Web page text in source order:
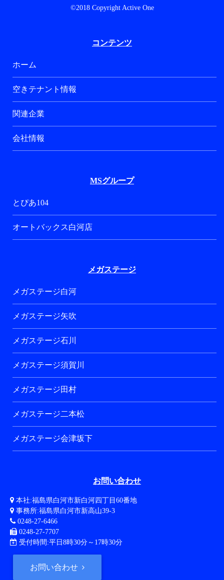
©2018 Copyright Active One
コンテンツ
ホーム
空きテナント情報
関連企業
会社情報
MSグループ
とぴあ104
オートバックス白河店
メガステージ
メガステージ白河
メガステージ矢吹
メガステージ石川
メガステージ須賀川
メガステージ田村
メガステージ二本松
メガステージ会津坂下
お問い合わせ
本社:福島県白河市新白河四丁目60番地
事務所:福島県白河市新高山39-3
0248-27-6466
0248-27-7707
受付時間:平日8時30分～17時30分
お問い合わせ